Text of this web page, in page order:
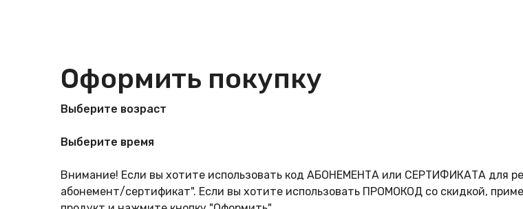
Оформить покупку
Выберите возраст
Выберите время
Внимание! Если вы хотите использовать код АБОНЕМЕНТА или СЕРТИФИКАТА для
абонемент/сертификат". Если вы хотите использовать ПРОМОКОД со скидкой,